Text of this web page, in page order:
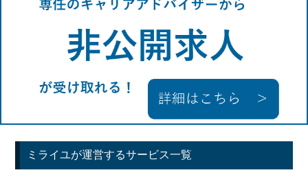
ミライユが運営するサービス一覧